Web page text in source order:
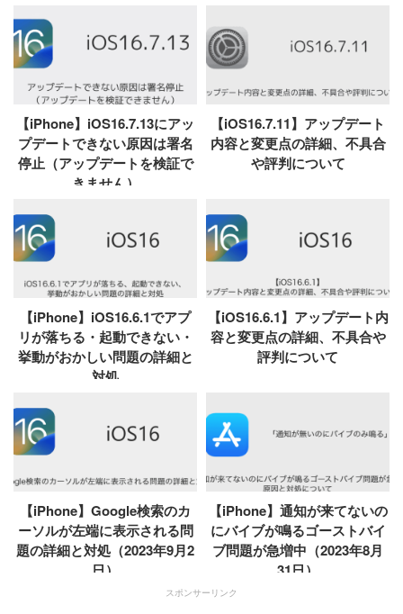
【iPhone】iOS16.7.13にアッ
プデートできない原因は署名
停止（アップデートを検証で
きません）
【iOS16.7.11】アップデート
内容と変更点の詳細、不具合
や評判について
【iPhone】iOS16.6.1でアプ
リが落ちる・起動できない・
挙動がおかしい問題の詳細と
対処
【iOS16.6.1】アップデート内
容と変更点の詳細、不具合や
評判について
【iPhone】Google検索のカ
ーソルが左端に表示される問
題の詳細と対処（2023年9月2
日）
【iPhone】通知が来てないの
にバイブが鳴るゴーストバイ
ブ問題が急増中（2023年8月
31日）
スポンサーリンク